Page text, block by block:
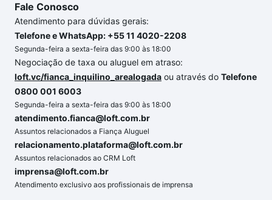
Fale Conosco
Atendimento para dúvidas gerais:
Telefone e WhatsApp: +55 11 4020-2208
Segunda-feira a sexta-feira das 9:00 às 18:00
Negociação de taxa ou aluguel em atraso:
loft.vc/fianca_inquilino_arealogada ou através do Telefone
0800 001 6003
Segunda-feira a sexta-feira das 9:00 às 18:00
atendimento.fianca@loft.com.br
Assuntos relacionados a Fiança Aluguel
relacionamento.plataforma@loft.com.br
Assuntos relacionados ao CRM Loft
imprensa@loft.com.br
Atendimento exclusivo aos profissionais de imprensa